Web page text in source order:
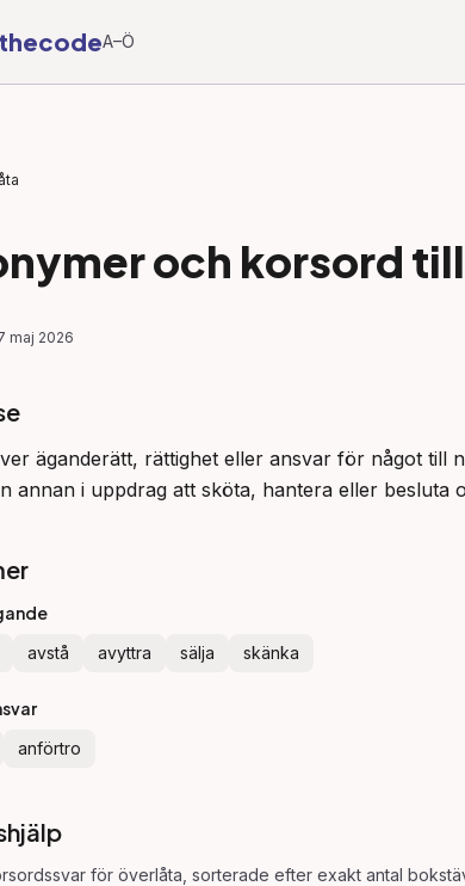
A–Ö
och korsord till
maj 2026
äganderätt, rättighet eller ansvar för något till
annan i uppdrag att sköta, hantera eller besluta
avstå avyttra sälja skänka
anförtro
för överlåta , sorterade efter exakt antal